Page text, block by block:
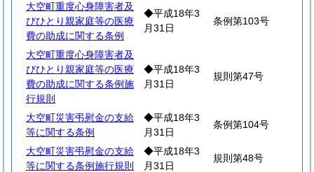
大空町重度心身障害者及
びひとり親家庭等の医療
費の助成に関する条例
◆平成18年3
月31日
条例第103号
大空町重度心身障害者及
びひとり親家庭等の医療
費の助成に関する条例施
行規則
◆平成18年3
月31日
規則第47号
大空町災害弔慰金の支給
等に関する条例
◆平成18年3
月31日
条例第104号
大空町災害弔慰金の支給
等に関する条例施行規則
◆平成18年3
月31日
規則第48号